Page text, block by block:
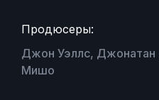
Продюсеры:
Джон Уэллс, Джонатан
Мишо